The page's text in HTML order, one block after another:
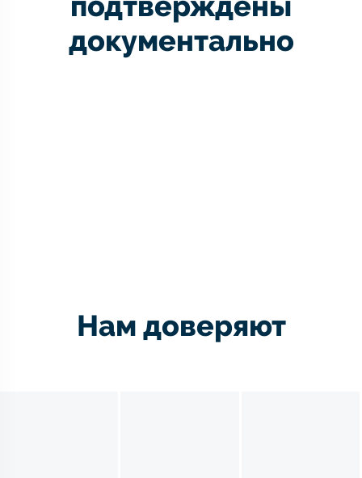
документально
Нам доверяют